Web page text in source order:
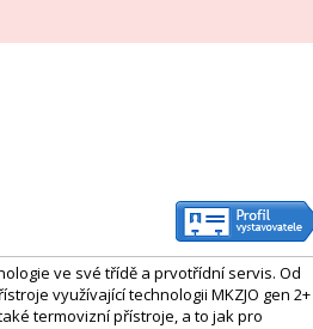
ve své třídě a prvotřídní servis. Od
využívající technologii MKZJO gen 2+
termovizní přístroje, a to jak pro